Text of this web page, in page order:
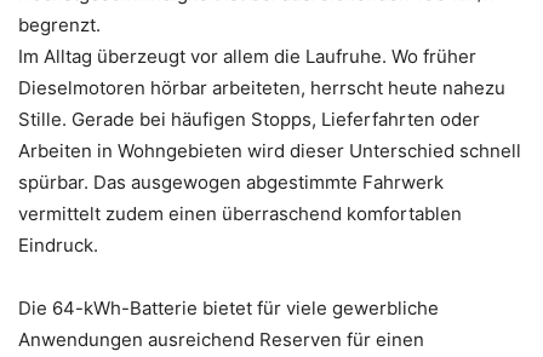
begrenzt.
Im Alltag überzeugt vor allem die Laufruhe. Wo früher
Dieselmotoren hörbar arbeiteten, herrscht heute nahezu
Stille. Gerade bei häufigen Stopps, Lieferfahrten oder
Arbeiten in Wohngebieten wird dieser Unterschied schnell
spürbar. Das ausgewogen abgestimmte Fahrwerk
vermittelt zudem einen überraschend komfortablen
Eindruck.
Die 64-kWh-Batterie bietet für viele gewerbliche
Anwendungen ausreichend Reserven für einen